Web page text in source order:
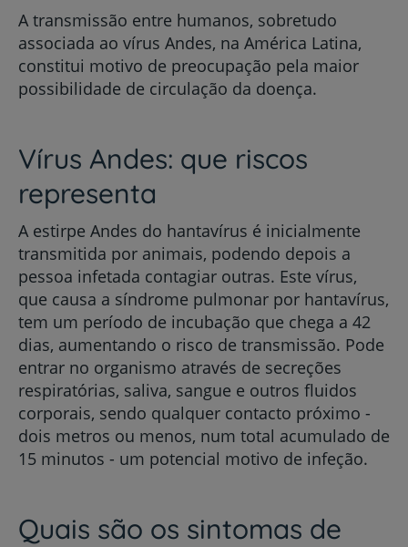
A transmissão entre humanos, sobretudo
associada ao vírus Andes, na América Latina,
constitui motivo de preocupação pela maior
possibilidade de circulação da doença.
Vírus Andes: que riscos
representa
A estirpe Andes do hantavírus é inicialmente
transmitida por animais, podendo depois a
pessoa infetada contagiar outras. Este vírus,
que causa a síndrome pulmonar por hantavírus,
tem um período de incubação que chega a 42
dias, aumentando o risco de transmissão. Pode
entrar no organismo através de secreções
respiratórias, saliva, sangue e outros fluidos
corporais, sendo qualquer contacto próximo -
dois metros ou menos, num total acumulado de
15 minutos - um potencial motivo de infeção.
Quais são os sintomas de